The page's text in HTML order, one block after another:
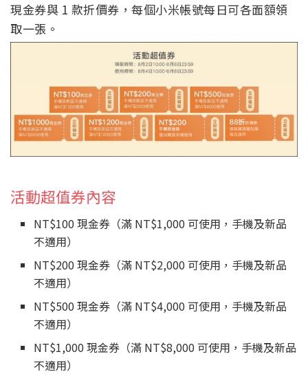
現金券與 1 款折價券，每個小米帳號每日可各面額領
取一張。
活動超值券內容
NT$100 現金券（滿 NT$1,000 可使用，手機及新品
不適用）
NT$200 現金券（滿 NT$2,000 可使用，手機及新品
不適用）
NT$500 現金券（滿 NT$4,000 可使用，手機及新品
不適用）
NT$1,000 現金券（滿 NT$8,000 可使用，手機及新品
不適用）